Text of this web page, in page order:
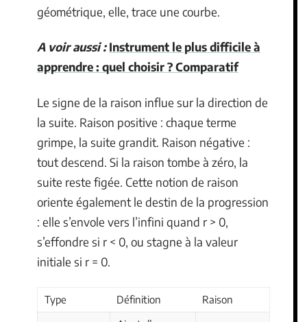
géométrique, elle, trace une courbe.
A voir aussi : Instrument le plus difficile à
apprendre : quel choisir ? Comparatif
Le signe de la raison influe sur la direction de
la suite. Raison positive : chaque terme
grimpe, la suite grandit. Raison négative :
tout descend. Si la raison tombe à zéro, la
suite reste figée. Cette notion de raison
oriente également le destin de la progression
: elle s’envole vers l’infini quand r > 0,
s’effondre si r < 0, ou stagne à la valeur
initiale si r = 0.
Type Définition
Raison